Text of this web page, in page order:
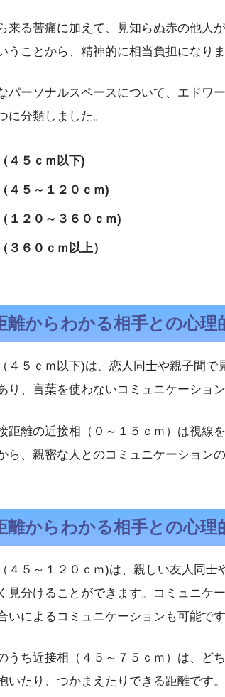
来る苦痛に加えて、見知らぬ赤の他人
うことから、精神的に相当負担になりま
パーソナルスペースについて、エドワ
に分類しました。
４５ｃｍ以下)
４５～１２０ｃｍ)
１２０～３６０ｃｍ)
３６０ｃｍ以上）
離からわかる相手との心理
４５ｃｍ以下)は、恋人同士や親子間
り、言葉を使わないコミュニケーショ
距離の近接相（０～１５ｃｍ）は視線
ら、親密な人とのコミュニケーション
離からわかる相手との心理
４５～１２０ｃｍ)は、親しい友人同
見分けることができます。コミュニケ
いによるコミュニケーションも可能です
うち近接相（４５～７５ｃｍ）は、ど
いたり、つかまえたりできる距離です